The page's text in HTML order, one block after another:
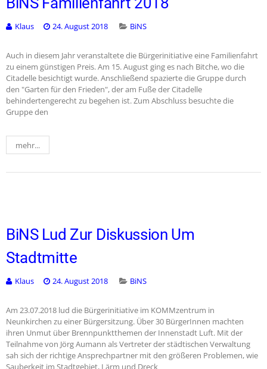
Klaus 24. August 2018 BiNS
Auch in diesem Jahr veranstaltete die Bürgerinitiative eine Familienfahrt
zu einem günstigen Preis. Am 15. August ging es nach Bitche, wo die
Citadelle besichtigt wurde. Anschließend spazierte die Gruppe durch
den "Garten für den Frieden", der am Fuße der Citadelle
behindertengerecht zu begehen ist. Zum Abschluss besuchte die
Gruppe den
mehr...
BiNS Lud Zur Diskussion Um
Stadtmitte
Klaus 24. August 2018 BiNS
Am 23.07.2018 lud die Bürgerinitiative im KOMMzentrum in
Neunkirchen zu einer Bürgersitzung. Über 30 BürgerInnen machten
ihren Unmut über Brennpunktthemen der Innenstadt Luft. Mit der
Teilnahme von Jörg Aumann als Vertreter der städtischen Verwaltung
sah sich der richtige Ansprechpartner mit den größeren Problemen, wie
Sauberkeit im Stadtgebiet, Lärm und Dreck